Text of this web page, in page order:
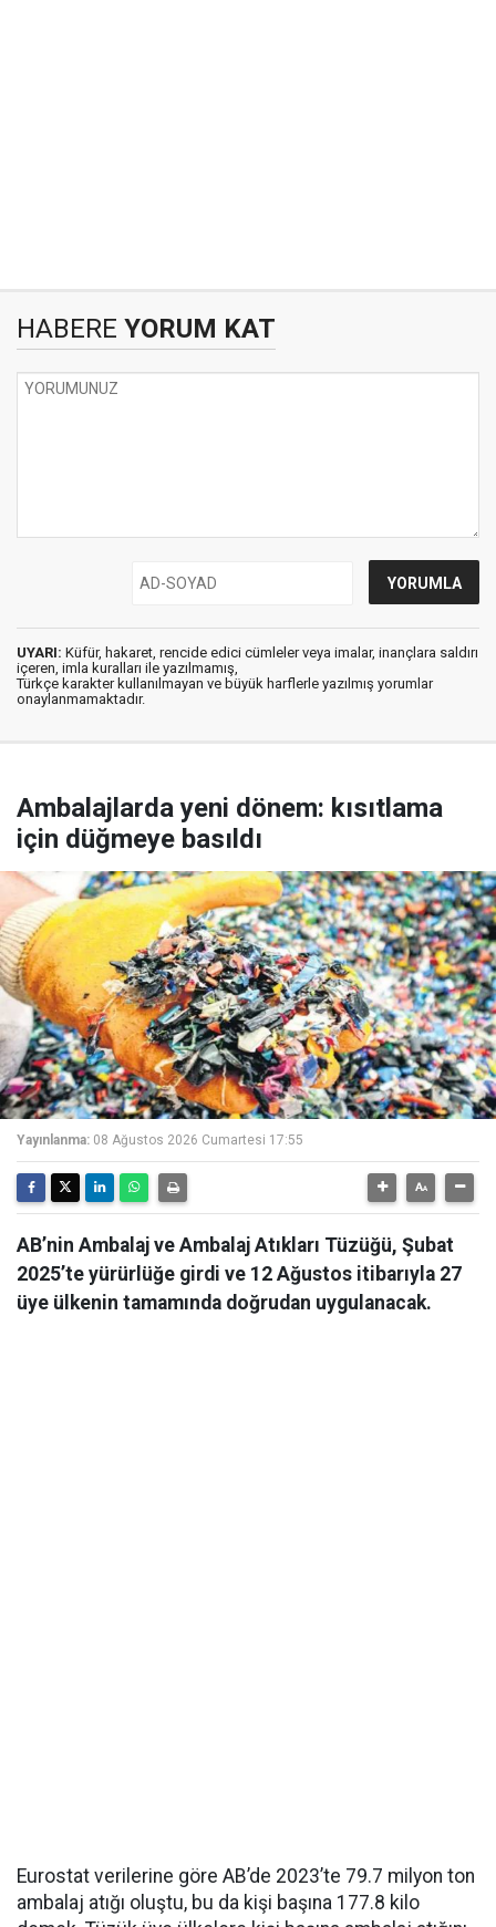
HABERE YORUM KAT
UYARI: Küfür, hakaret, rencide edici cümleler veya imalar, inançlara saldırı
içeren, imla kuralları ile yazılmamış,
Türkçe karakter kullanılmayan ve büyük harflerle yazılmış yorumlar
onaylanmamaktadır.
Ambalajlarda yeni dönem: kısıtlama
için düğmeye basıldı
Yayınlanma: 08 Ağustos 2026 Cumartesi 17:55
AB’nin Ambalaj ve Ambalaj Atıkları Tüzüğü, Şubat
2025’te yürürlüğe girdi ve 12 Ağustos itibarıyla 27
üye ülkenin tamamında doğrudan uygulanacak.
Eurostat verilerine göre AB’de 2023’te 79.7 milyon ton
ambalaj atığı oluştu, bu da kişi başına 177.8 kilo